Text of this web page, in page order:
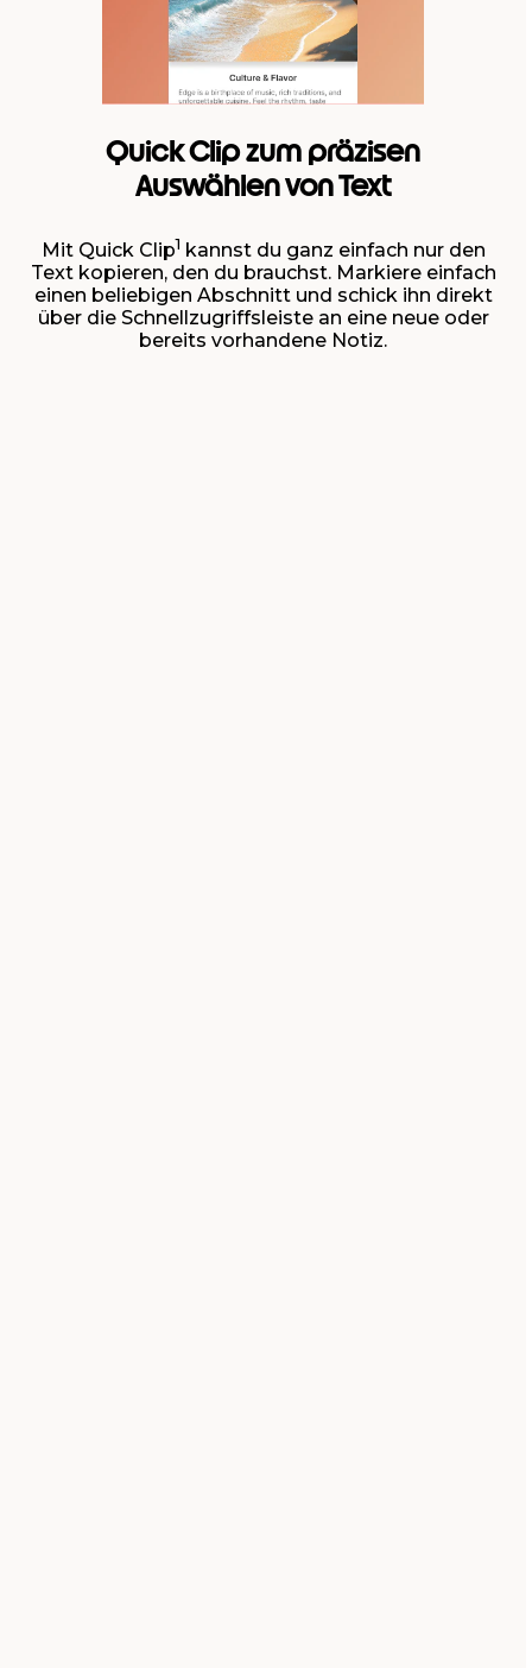
Quick Clip zum präzisen
Auswählen von Text
Mit Quick Clip1 kannst du ganz einfach nur den
Text kopieren, den du brauchst. Markiere einfach
einen beliebigen Abschnitt und schick ihn direkt
über die Schnellzugriffsleiste an eine neue oder
bereits vorhandene Notiz.